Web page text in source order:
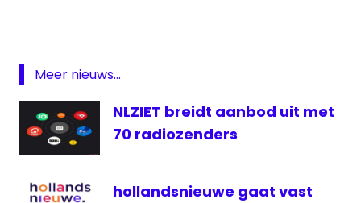
NLPO
Omroep
van het
Jaar
Radio
Meer nieuws...
NLZIET breidt aanbod uit met
70 radiozenders
hollandsnieuwe gaat vast